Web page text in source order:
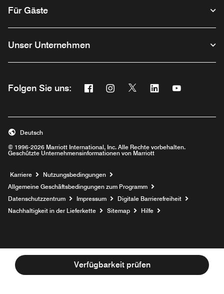
Verfügbarkeit prüfen
Für Gäste
Unser Unternehmen
Folgen Sie uns: Facebook
Opens a new window
Instagram
Opens a new window
Twitter
Opens a new window
Linkedin
Opens a new
Opens a
© 1996-2026 Marriott International, Inc. Alle Rechte vorbehalten.
Geschützte Unternehmensinformationen von Marriott
Deutsch
Karriere Opens a new window
Nutzungsbedingungen
Allgemeine Geschäftsbedingungen zum Programm
Datenschutzzentrum
Impressum
Digitale Barrierefreiheit
Nachhaltigkeit in der Lieferkette
Sitemap Hilfe